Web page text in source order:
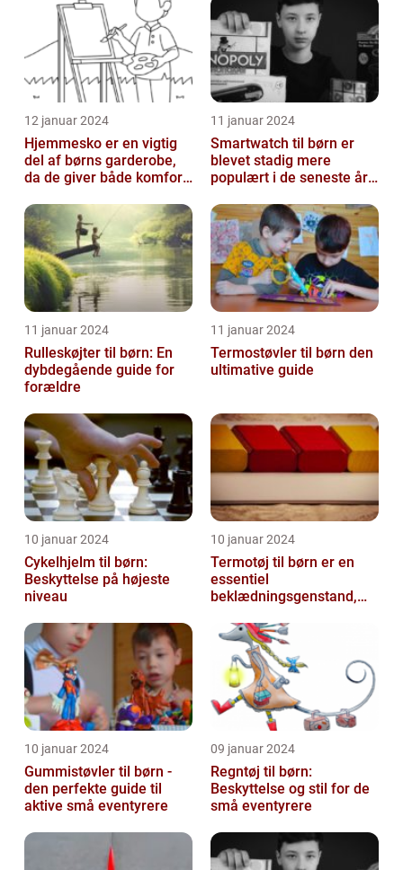
12 januar 2024
Hjemmesko er en vigtig
del af børns garderobe,
da de giver både komfort
børnenes ...
11 januar 2024
Smartwatch til børn er
blevet stadig mere
populært i de seneste år,
mulighed f...
11 januar 2024
Rulleskøjter til børn: En
dybdegående guide for
forældre
11 januar 2024
Termostøvler til børn den
ultimative guide
10 januar 2024
Cykelhjelm til børn:
Beskyttelse på højeste
niveau
10 januar 2024
Termotøj til børn er en
essentiel
beklædningsgenstand,
de små varme og besk...
10 januar 2024
Gummistøvler til børn -
den perfekte guide til
aktive små eventyrere
09 januar 2024
Regntøj til børn:
Beskyttelse og stil for de
små eventyrere